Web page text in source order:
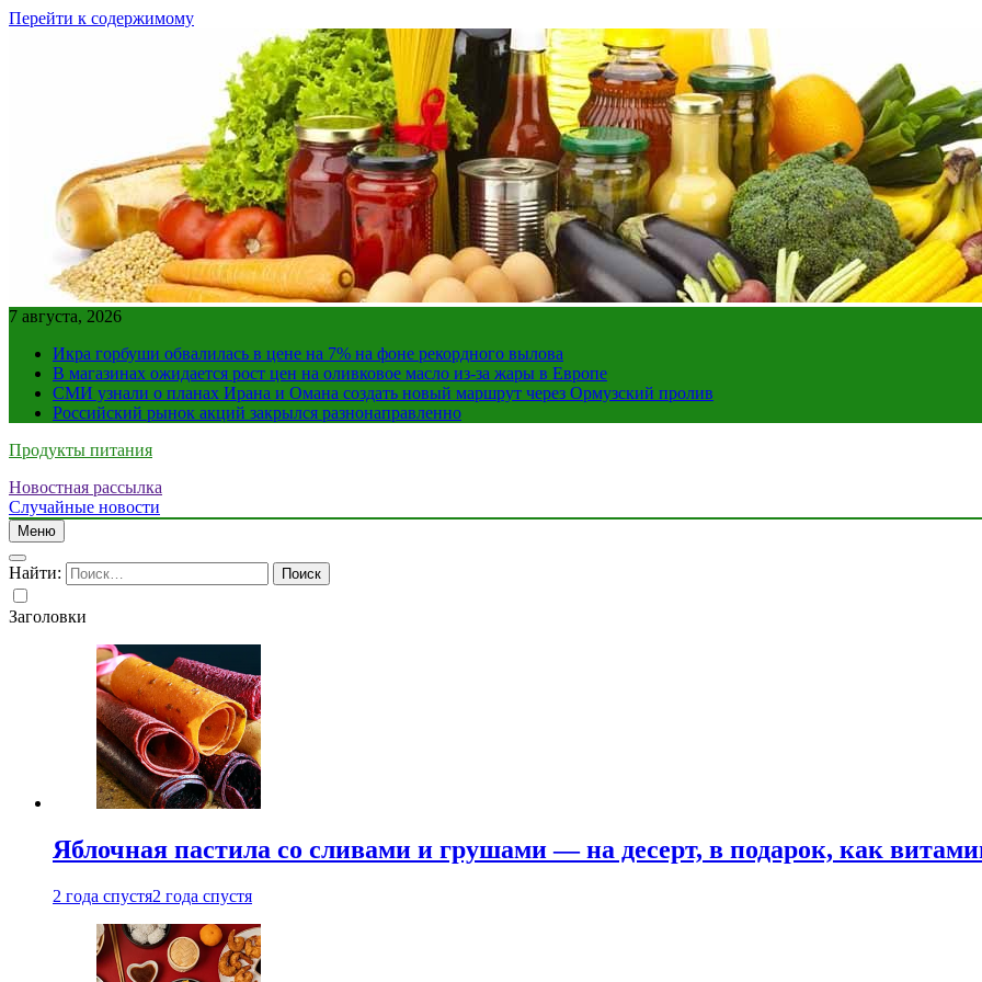
Перейти к содержимому
7 августа, 2026
Икра горбуши обвалилась в цене на 7% на фоне рекордного вылова
В магазинах ожидается рост цен на оливковое масло из-за жары в Европе
СМИ узнали о планах Ирана и Омана создать новый маршрут через Ормузский пролив
Российский рынок акций закрылся разнонаправленно
Продукты питания
Новостная рассылка
Случайные новости
Меню
Найти:
Заголовки
Яблочная пастила со сливами и грушами — на десерт, в подарок, как
2 года спустя2 года спустя